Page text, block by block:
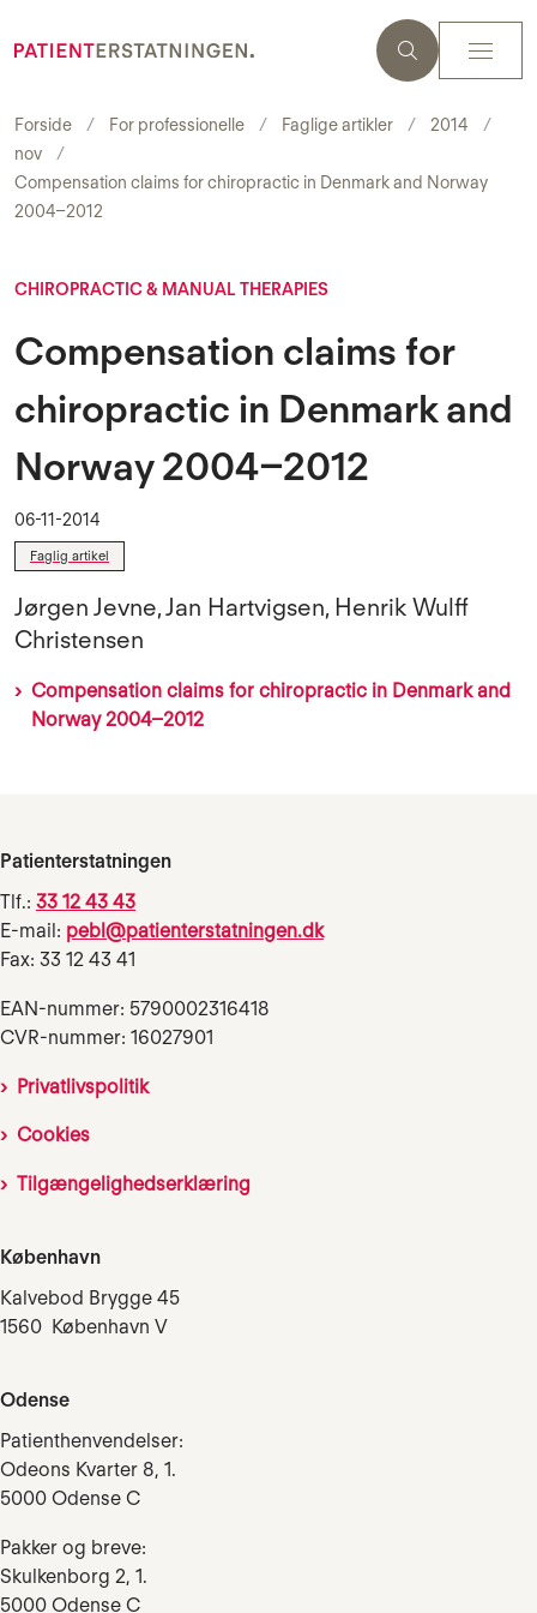
Forside For professionelle Faglige artikler
2014
nov
Compensation claims for chiropractic in Denmark and Norway
2004–2012
CHIROPRACTIC & MANUAL THERAPIES
Compensation claims for
chiropractic in Denmark and
Norway 2004–2012
06-11-2014
Faglig artikel
Jørgen Jevne, Jan Hartvigsen, Henrik Wulff
Christensen
Compensation claims for chiropractic in Denmark and
Norway 2004–2012
Patienterstatningen
Tlf.: 33 12 43 43
E-mail: pebl@patienterstatningen.dk
Fax: 33 12 43 41
EAN-nummer: 5790002316418
CVR-nummer: 16027901
Privatlivspolitik
Cookies
Tilgængelighedserklæring
København
Kalvebod Brygge 45
1560 København V
Odense
Patienthenvendelser:
Odeons Kvarter 8, 1.
5000 Odense C
Pakker og breve:
Skulkenborg 2, 1.
5000 Odense C